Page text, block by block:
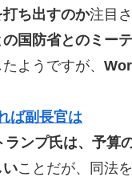
ち出すのか注目
国防省とのミー
ようですが、
ば副長官は
ランプ氏は、予算
いことだが、同法